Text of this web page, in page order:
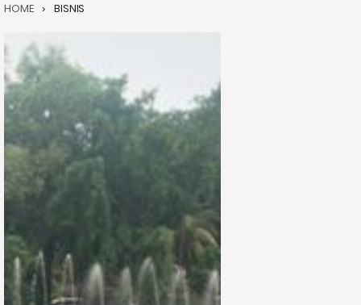
HOME BISNIS